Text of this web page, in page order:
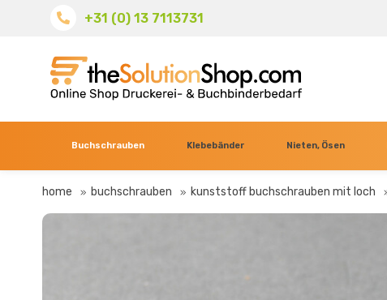
+31 (0) 13 7113731
Buchschrauben Klebebänder Nieten, Ösen
home buchschrauben kunststoff buchschrauben mit loch